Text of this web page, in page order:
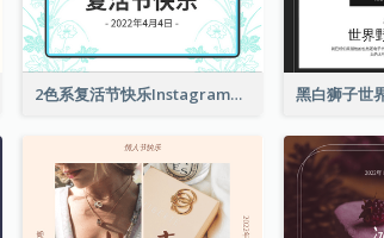
2色系复活节快乐Instagram帖子